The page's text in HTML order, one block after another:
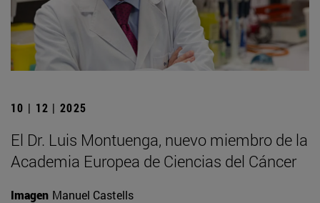
10 | 12 | 2025
El Dr. Luis Montuenga, nuevo miembro de la
Academia Europea de Ciencias del Cáncer
Imagen Manuel Castells